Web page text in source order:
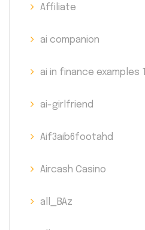
Affiliate
ai companion
ai in finance examples 1
ai-girlfriend
Aif3aib6footahd
Aircash Casino
all_BAz